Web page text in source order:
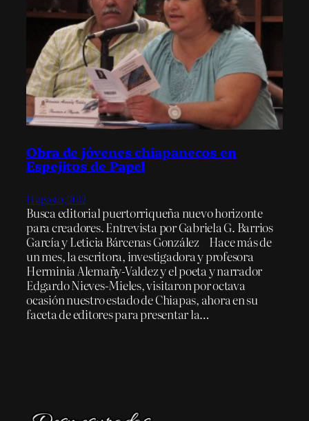
Obra de jóvenes chiapanecos en
Espejitos de Papel
14 agosto, 2012
Busca editorial puertorriqueña nuevo horizonte
para creadores. Entrevista por Gabriela G. Barrios
García y Leticia Bárcenas González Hace más de
un mes, la escritora, investigadora y profesora
Herminia Alemañy-Valdez y el poeta y narrador
Edgardo Nieves-Mieles, visitaron por octava
ocasión nuestro estado de Chiapas, ahora en su
faceta de editores para presentar la…